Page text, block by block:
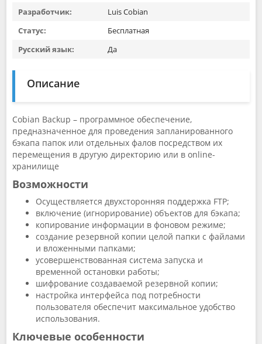
Разработчик:
Luis Cobian
Статус:
Бесплатная
Русский язык:
Да
Описание
Cobian Backup – программное обеспечение,
предназначенное для проведения запланированного
бэкапа папок или отдельных фалов посредством их
перемещения в другую директорию или в online-
хранилище
Возможности
Осуществляется двухсторонняя поддержка FTP;
включение (игнорирование) объектов для бэкапа;
копирование информации в фоновом режиме;
создание резервной копии целой папки с файлами
и вложенными папками;
усовершенствованная система запуска и
временной остановки работы;
шифрование создаваемой резервной копии;
настройка интерфейса под потребности
пользователя обеспечит максимальное удобство
использования.
Ключевые особенности